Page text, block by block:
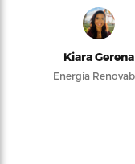
Kiara Gerena
Energía